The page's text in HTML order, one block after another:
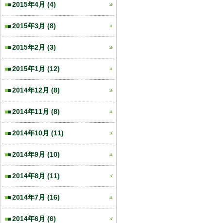
2015年4月 (4)
2015年3月 (8)
2015年2月 (3)
2015年1月 (12)
2014年12月 (8)
2014年11月 (8)
2014年10月 (11)
2014年9月 (10)
2014年8月 (11)
2014年7月 (16)
2014年6月 (6)